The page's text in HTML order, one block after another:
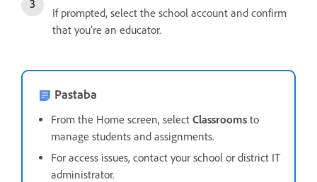
If prompted, select the school account and confirm
that you’re an educator.
Pastaba
From the Home screen, select Classrooms to
manage students and assignments.
For access issues, contact your school or district IT
administrator.